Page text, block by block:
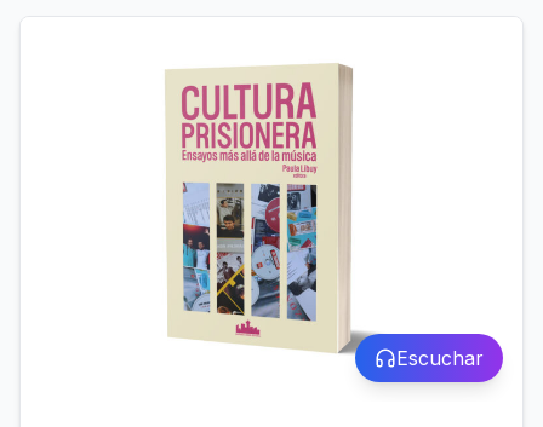
Escuchar